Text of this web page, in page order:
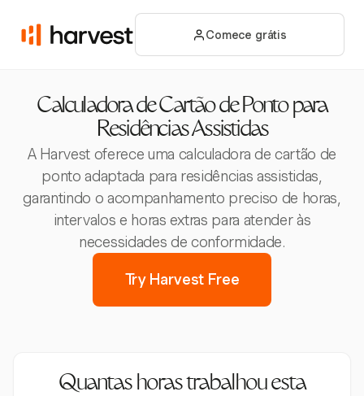
Comece grátis
Calculadora de Cartão de Ponto para
Residências Assistidas
A Harvest oferece uma calculadora de cartão de
ponto adaptada para residências assistidas,
garantindo o acompanhamento preciso de horas,
intervalos e horas extras para atender às
necessidades de conformidade.
Try Harvest Free
Quantas horas trabalhou esta